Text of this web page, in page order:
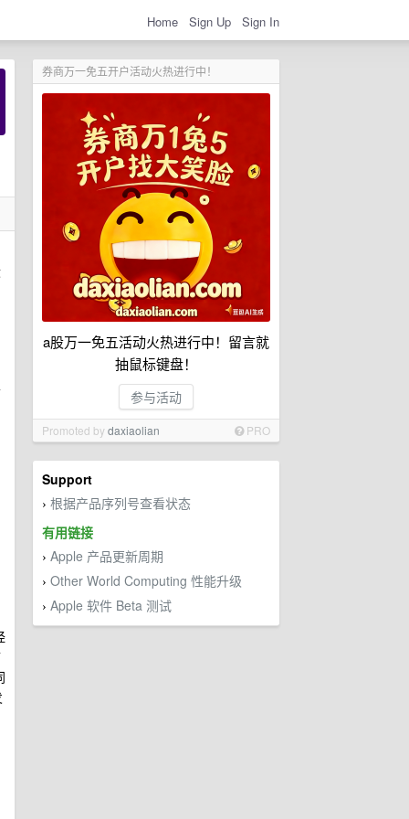
Home Sign Up Sign In
券商万一免五开户活动火热进行中！
a股万一免五活动火热进行中！留言就
抽鼠标键盘！
参与活动
Promoted bydaxiaolian PRO
Support
› 根据产品序列号查看状态
有用链接
› Apple 产品更新周期
› Other World Computing 性能升级
› Apple 软件 Beta 测试